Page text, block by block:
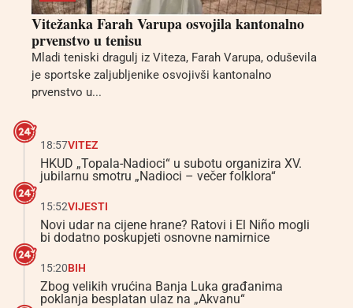
Vitežanka Farah Varupa osvojila kantonalno
prvenstvo u tenisu
Mladi teniski dragulj iz Viteza, Farah Varupa, oduševila
je sportske zaljubljenike osvojivši kantonalno
prvenstvo u...
18:57VITEZ
HKUD „Topala-Nadioci“ u subotu organizira XV.
jubilarnu smotru „Nadioci – večer folklora“
15:52VIJESTI
Novi udar na cijene hrane? Ratovi i El Niño mogli
bi dodatno poskupjeti osnovne namirnice
15:20BIH
Zbog velikih vrućina Banja Luka građanima
poklanja besplatan ulaz na „Akvanu“